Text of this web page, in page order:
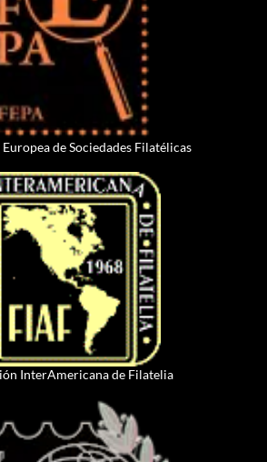
de Sociedades Filatélicas
InterAmericana de Filatelia